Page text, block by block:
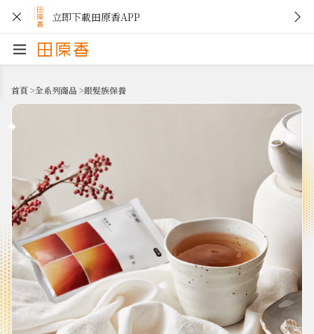
立即下載田原香APP
首頁>全系列商品 >銀髮族保養